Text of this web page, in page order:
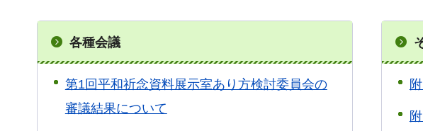
各種会議
第1回平和祈念資料展示室あり方検討委員会の
審議結果について